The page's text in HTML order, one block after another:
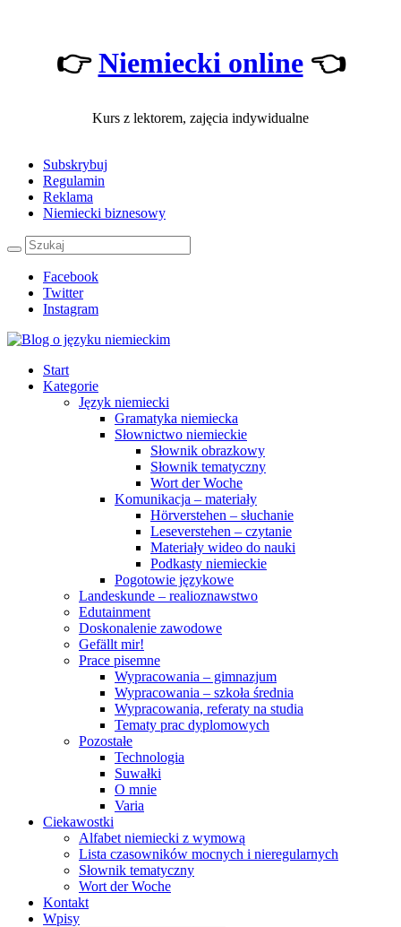
👉Niemiecki online👈
Kurs z lektorem, zajęcia indywidualne
Subskrybuj
Regulamin
Reklama
Niemiecki biznesowy
Facebook
Twitter
Instagram
Start
Kategorie
Język niemiecki
Gramatyka niemiecka
Słownictwo niemieckie
Słownik obrazkowy
Słownik tematyczny
Wort der Woche
Komunikacja – materiały
Hörverstehen – słuchanie
Leseverstehen – czytanie
Materiały wideo do nauki
Podkasty niemieckie
Pogotowie językowe
Landeskunde – realioznawstwo
Edutainment
Doskonalenie zawodowe
Gefällt mir!
Prace pisemne
Wypracowania – gimnazjum
Wypracowania – szkoła średnia
Wypracowania, referaty na studia
Tematy prac dyplomowych
Pozostałe
Technologia
Suwałki
O mnie
Varia
Ciekawostki
Alfabet niemiecki z wymową
Lista czasowników mocnych i nieregularnych
Słownik tematyczny
Wort der Woche
Kontakt
Wpisy